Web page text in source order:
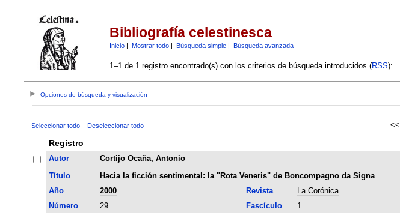
Bibliografía celestinesca
Inicio| Mostrar todo| Búsqueda simple| Búsqueda avanzada
1–1 de 1 registro encontrado(s) con los criterios de búsqueda introducidos (RSS):
Opciones de búsqueda y visualización
Seleccionar todo Deseleccionar todo <<
Registro
Autor
Cortijo Ocaña, Antonio
Título
Hacia la ficción sentimental: la "Rota Veneris" de Boncompagno da Signa
Año
2000 Revista La Corónica
Número
29 Fascículo 1